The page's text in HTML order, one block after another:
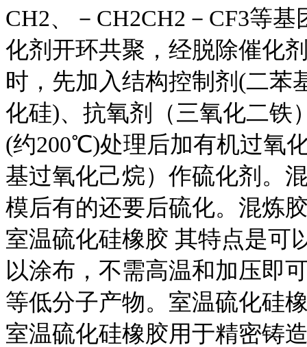
CH2、－CH2CH2－CF3等
化剂开环共聚，经脱除催化
时，先加入结构控制剂(二苯
化硅)、抗氧剂（三氧化二铁
(约200℃)处理后加有机过氧
基过氧化己烷）作硫化剂。
模后有的还要后硫化。混炼
室温硫化硅橡胶 其特点是可
以涂布，不需高温和加压即
等低分子产物。室温硫化硅
室温硫化硅橡胶用于精密铸